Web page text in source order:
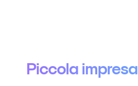
Piccola impresa